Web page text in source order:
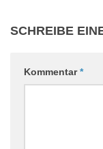
SCHREIBE
Kommentar*